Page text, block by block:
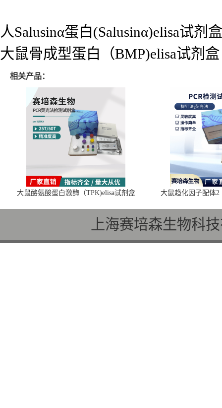
人Salusinα蛋白(Salusinα)elisa试剂盒
大鼠骨成型蛋白（BMP)elisa试剂盒
相关产品：
大鼠酪氨酸蛋白激酶（TPK)elisa试剂盒 大鼠趋化因子配体2
上海赛培森生物科